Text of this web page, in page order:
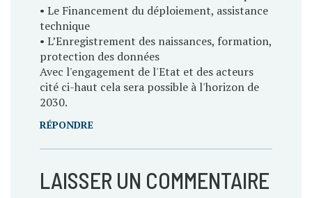
• Le Financement du déploiement, assistance
technique
• L’Enregistrement des naissances, formation,
protection des données
Avec l'engagement de l'Etat et des acteurs
cité ci-haut cela sera possible à l'horizon de
2030.
RÉPONDRE
LAISSER UN COMMENTAIRE